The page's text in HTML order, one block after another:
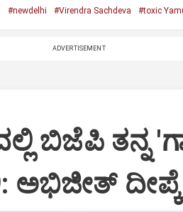
#newdelhi #Virendra Sachdeva #toxic
ADVERTISEMENT
ಬಿಜೆಪಿ ತನ್ನ
ಅಭಿಜೀತ್ ದೀಪ್ಕೆ